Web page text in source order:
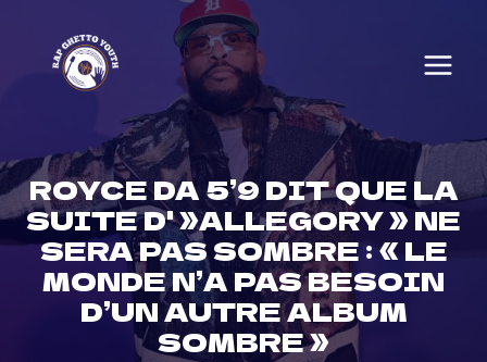
content
ROYCE DA 5’9 DIT QUE LA
SUITE D' »ALLEGORY » NE
SERA PAS SOMBRE : « LE
MONDE N’A PAS BESOIN
D’UN AUTRE ALBUM
SOMBRE »